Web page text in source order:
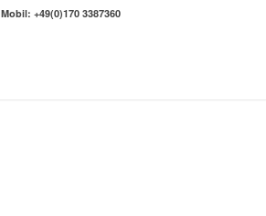
Mobil: +49(0)170 3387360